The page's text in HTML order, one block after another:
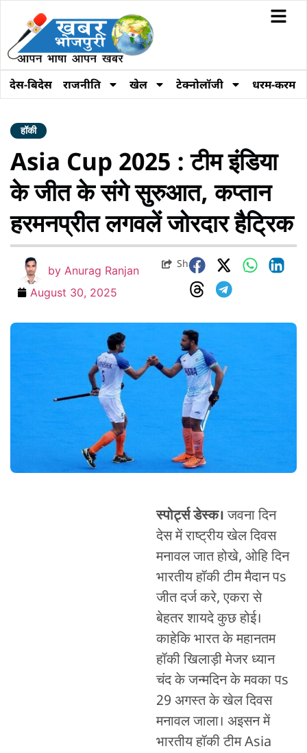
देस-बिदेस राजनीति खेल टेक्नोलॉजी धरम-करम
हॉकी
Asia Cup 2025 : टीम इंडिया
के जीत के संगे सुरुआत, कप्तान
हरमनप्रीत लगवलें जोरदार हैट्रिक
by Anurag Ranjan
August 30, 2025
Share
स्पोर्ट्स डेस्क।जवना दिन
देस में राष्ट्रीय खेल दिवस
मनावल जात होखे, ओहि दिन
भारतीय हॉकी टीम मैदान पs
जीत दर्ज करे, एकरा से
बेहतर शायदे कुछ होई।
काहेकि भारत के महानतम
हॉकी खिलाड़ी मेजर ध्यान
चंद के जन्मदिन के मवका पs
29 अगस्त के खेल दिवस
मनावल जाला। अइसन में
भारतीय हॉकी टीम Asia